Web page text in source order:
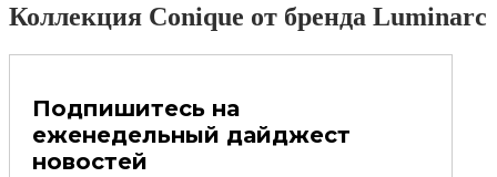
Коллекция Conique от бренда Luminarc
Подпишитесь на
еженедельный дайджест
новостей